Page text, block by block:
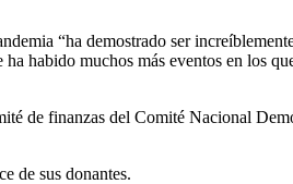
“ha demostrado ser
habido muchos más eventos en los
de finanzas del Comité Nacional
de sus donantes.